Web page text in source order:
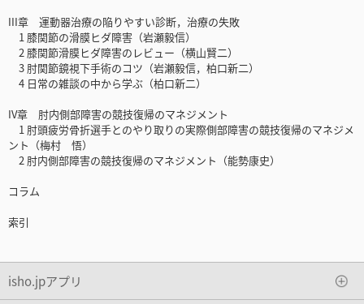
III章 運動器治療の陥りやすい診断，治療の失敗
1 膝関節の滑膜ヒダ障害（岩瀬毅信）
2 膝関節滑膜ヒダ障害のレビュー（横山賢二）
3 肘関節鏡視下手術のコツ（岩瀬毅信，柏口新二）
4 日常の雑談の中から学ぶ（柏口新二）
IV章 肘内側部障害の競技復帰のマネジメント
1 肘頭疲労骨折選手とのやり取りの実際側部障害の競技復帰のマネジメ
ント（梅村 悟）
2 肘内側部障害の競技復帰のマネジメント（能勢康史）
コラム
索引
isho.jpアプリ